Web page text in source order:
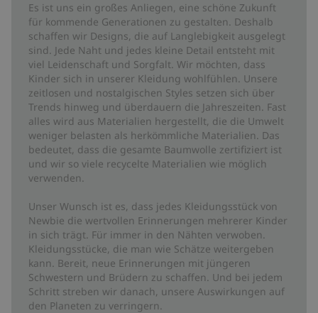
Es ist uns ein großes Anliegen, eine schöne Zukunft
für kommende Generationen zu gestalten. Deshalb
schaffen wir Designs, die auf Langlebigkeit ausgelegt
sind. Jede Naht und jedes kleine Detail entsteht mit
viel Leidenschaft und Sorgfalt. Wir möchten, dass
Kinder sich in unserer Kleidung wohlfühlen. Unsere
zeitlosen und nostalgischen Styles setzen sich über
Trends hinweg und überdauern die Jahreszeiten. Fast
alles wird aus Materialien hergestellt, die die Umwelt
weniger belasten als herkömmliche Materialien. Das
bedeutet, dass die gesamte Baumwolle zertifiziert ist
und wir so viele recycelte Materialien wie möglich
verwenden.
Unser Wunsch ist es, dass jedes Kleidungsstück von
Newbie die wertvollen Erinnerungen mehrerer Kinder
in sich trägt. Für immer in den Nähten verwoben.
Kleidungsstücke, die man wie Schätze weitergeben
kann. Bereit, neue Erinnerungen mit jüngeren
Schwestern und Brüdern zu schaffen. Und bei jedem
Schritt streben wir danach, unsere Auswirkungen auf
den Planeten zu verringern.